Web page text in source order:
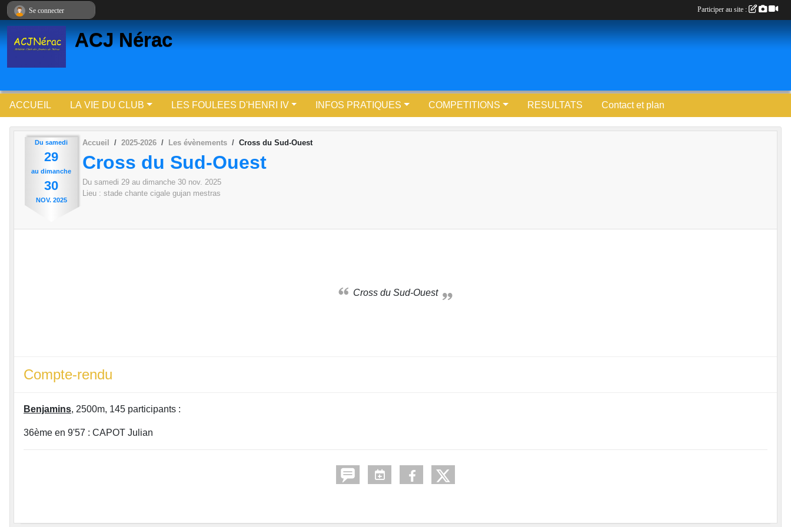
ACJ Nérac
ACCUEIL LA VIE DU CLUB LES FOULEES D'HENRI IV INFOS PRATIQUES COMPETITIONS RESULTATS Contact et plan
Du samedi
29
au dimanche
30
NOV. 2025
Accueil 2025-2026 Les évènements Cross du Sud-Ouest
Cross du Sud-Ouest
Du samedi 29 au dimanche 30 nov. 2025
Lieu : stade chante cigale gujan mestras
Cross du Sud-Ouest
Compte-rendu
Benjamins, 2500m, 145 participants :
36ème en 9'57 : CAPOT Julian
Se connecter Participer au site :
Panneau de gestion des cookies